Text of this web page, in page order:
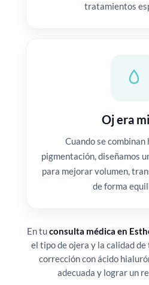
tratamientos
Oj era
Cuando se
pigmentación, diseñamos
para mejorar volumen,
de forma
En tuconsulta médica en
el tipo de ojera y la calidad
corrección con ácido
adecuada y lograr un